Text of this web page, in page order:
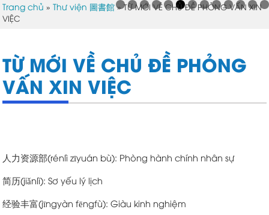
Trang chủ »Thư viện 圖書館»TỪ MỚI VỀ CHỦ ĐỀ PHỎNG VẤN XIN
VIỆC
TỪ MỚI VỀ CHỦ ĐỀ PHỎNG
VẤN XIN VIỆC
人力资源部(rénlì zīyuán bù): Phòng hành chính nhân sự
简历(jiǎnlì): Sơ yếu lý lịch
经验丰富(jīngyàn fēngfù): Giàu kinh nghiệm